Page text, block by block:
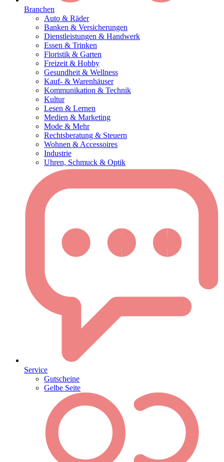
Branchen
Auto & Räder
Banken & Versicherungen
Dienstleistungen & Handwerk
Essen & Trinken
Floristik & Garten
Freizeit & Hobby
Gesundheit & Wellness
Kauf- & Warenhäuser
Kommunikation & Technik
Kultur
Lesen & Lernen
Medien & Marketing
Mode & Mehr
Rechtsberatung & Steuern
Wohnen & Accessoires
Industrie
Uhren, Schmuck & Optik
Service
Gutscheine
Gelbe Seite